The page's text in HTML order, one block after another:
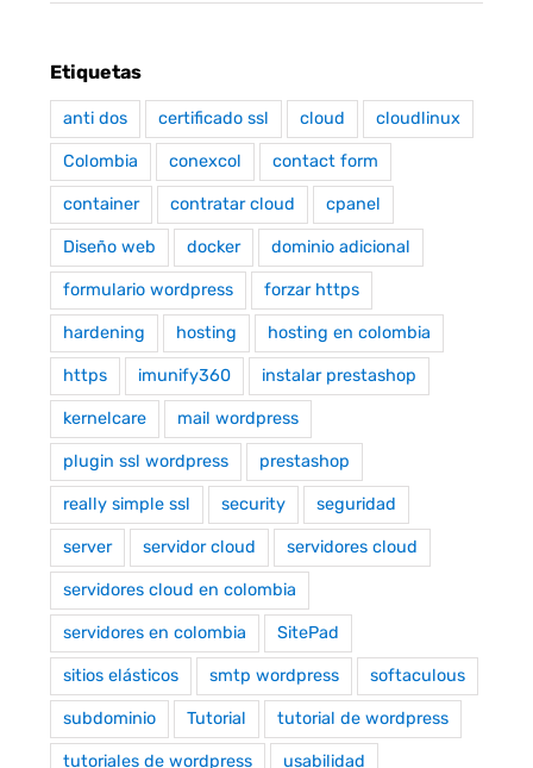
Etiquetas
anti dos certificado ssl cloud cloudlinux
Colombia conexcol contact form
container contratar cloud cpanel
Diseño web docker dominio adicional
formulario wordpress forzar https
hardening hosting hosting en colombia
https imunify360 instalar prestashop
kernelcare mail wordpress
plugin ssl wordpress prestashop
really simple ssl security seguridad
server servidor cloud servidores cloud
servidores cloud en colombia
servidores en colombia SitePad
sitios elásticos smtp wordpress softaculous
subdominio Tutorial tutorial de wordpress
tutoriales de wordpress usabilidad